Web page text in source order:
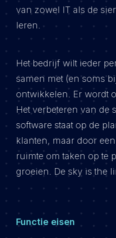
van zowel IT als de
leren.
Het bedrijf wilt ieder
samen met (en soms
ontwikkelen. Er wordt
Het verbeteren van de
software staat op de
klanten, maar door
ruimte om taken op te
groeien. De sky is the
Functie eisen